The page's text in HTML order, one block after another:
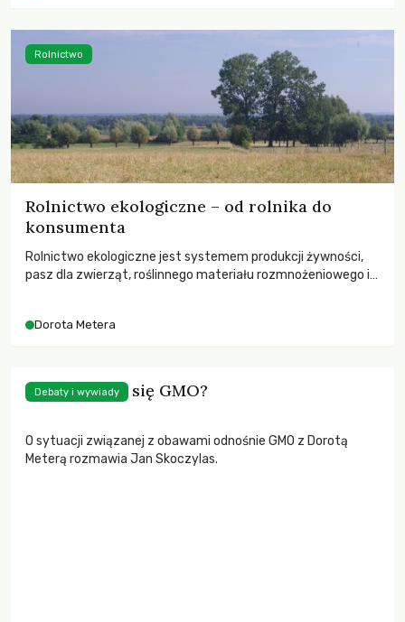
początek historii rolnictwa ekologicznego […]
Rolnictwo ekologiczne – od rolnika do
konsumenta
Rolnictwo ekologiczne jest systemem produkcji żywności,
pasz dla zwierząt, roślinnego materiału rozmnożeniowego i
Dorota Metera
Rolnictwo
Dlaczego bać się GMO?
O sytuacji związanej z obawami odnośnie GMO z Dorotą
Meterą rozmawia Jan Skoczylas.
Debaty i wywiady